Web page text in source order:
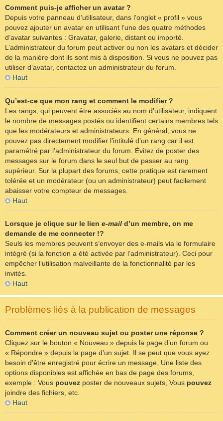
Comment puis-je afficher un avatar ?
Depuis votre panneau d’utilisateur, dans l’onglet « profil » vous
pouvez ajouter un avatar en utilisant l’une des quatre méthodes
d’avatar suivantes : Gravatar, galerie, distant ou importé.
L’administrateur du forum peut activer ou non les avatars et décider
de la manière dont ils sont mis à disposition. Si vous ne pouvez pas
utiliser d’avatar, contactez un administrateur du forum.
Haut
Qu’est-ce que mon rang et comment le modifier ?
Les rangs, qui peuvent être associés au nom d’utilisateur, indiquent
le nombre de messages postés ou identifient certains membres tels
que les modérateurs et administrateurs. En général, vous ne
pouvez pas directement modifier l’intitulé d’un rang car il est
paramétré par l’administrateur du forum. Évitez de poster des
messages sur le forum dans le seul but de passer au rang
supérieur. Sur la plupart des forums, cette pratique est rarement
tolérée et un modérateur (ou un administrateur) peut facilement
abaisser votre compteur de messages.
Haut
Lorsque je clique sur le lien e-mail d’un membre, on me
demande de me connecter !?
Seuls les membres peuvent s’envoyer des e-mails via le formulaire
intégré (si la fonction a été activée par l’administrateur). Ceci pour
empêcher l’utilisation malveillante de la fonctionnalité par les
invités.
Haut
Problèmes liés à la publication de messages
Comment créer un nouveau sujet ou poster une réponse ?
Cliquez sur le bouton « Nouveau » depuis la page d’un forum ou
« Répondre » depuis la page d’un sujet. Il se peut que vous ayez
besoin d’être enregistré pour écrire un message. Une liste des
options disponibles est affichée en bas de page des forums,
exemple : Vous pouvez poster de nouveaux sujets, Vous pouvez
joindre des fichiers, etc.
Haut